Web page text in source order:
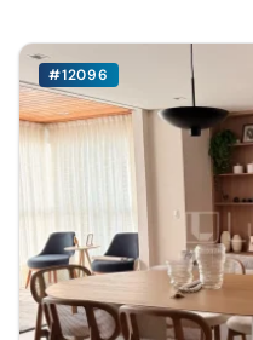
#12096